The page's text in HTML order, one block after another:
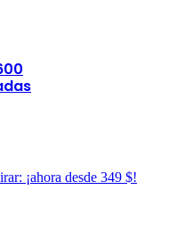
¡ahora desde 349 $!